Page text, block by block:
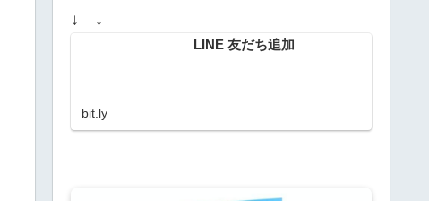
↓ ↓
LINE 友だち追加
bit.ly